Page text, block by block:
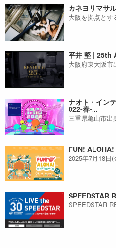
カネヨリマサ
大阪を拠点とす
平井 堅 | 25th
大阪府東大阪市
ナオト・イン
022-春-...
三重県亀山市出
FUN! ALOHA!
2025年7月18日
SPEEDSTAR
SPEEDSTAR